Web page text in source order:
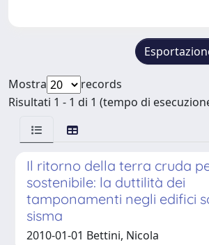
Mostra
records
Risultati 1 - 1 di 1 (tempo di
Il ritorno della terra cruda
sostenibile: la duttilità dei
tamponamenti negli edifici
sisma
2010-01-01 Bettini, Nicola